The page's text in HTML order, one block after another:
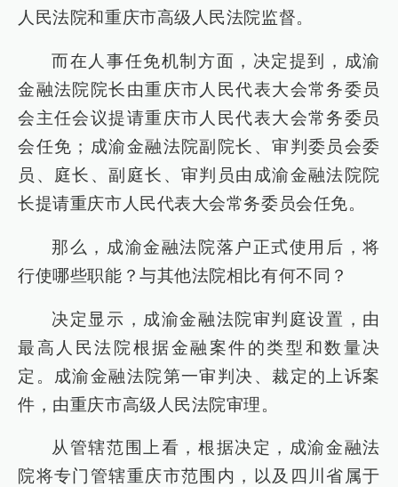
人民法院和重庆市高级人民法院监督。
而在人事任免机制方面，决定提到，成渝
金融法院院长由重庆市人民代表大会常务委员
会主任会议提请重庆市人民代表大会常务委员
会任免；成渝金融法院副院长、审判委员会委
员、庭长、副庭长、审判员由成渝金融法院院
长提请重庆市人民代表大会常务委员会任免。
那么，成渝金融法院落户正式使用后，将
行使哪些职能？与其他法院相比有何不同？
决定显示，成渝金融法院审判庭设置，由
最高人民法院根据金融案件的类型和数量决
定。成渝金融法院第一审判决、裁定的上诉案
件，由重庆市高级人民法院审理。
从管辖范围上看，根据决定，成渝金融法
院将专门管辖重庆市范围内，以及四川省属于